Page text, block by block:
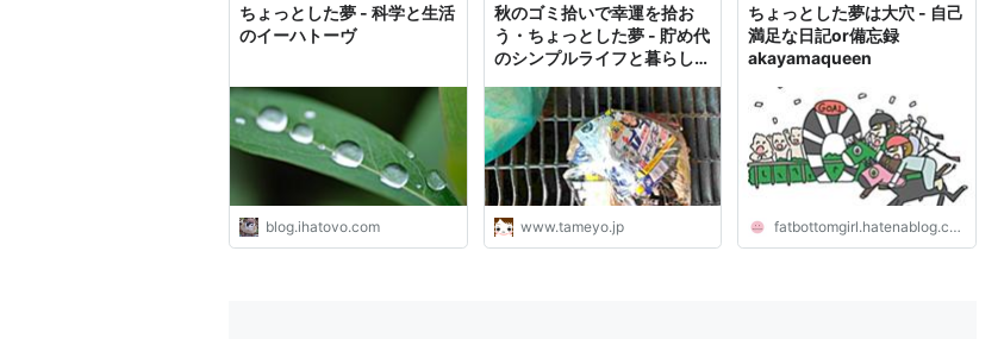
ちょっとした夢 - 科学と生活
のイーハトーヴ
blog.ihatovo.com
秋のゴミ拾いで幸運を拾お
う・ちょっとした夢 - 貯め代
のシンプルライフと暮らしの
www.tameyo.jp
ちょっとした夢は大穴 - 自己
満足な日記or備忘録
akayamaqueen
fatbottomgirl.hatenablog.com